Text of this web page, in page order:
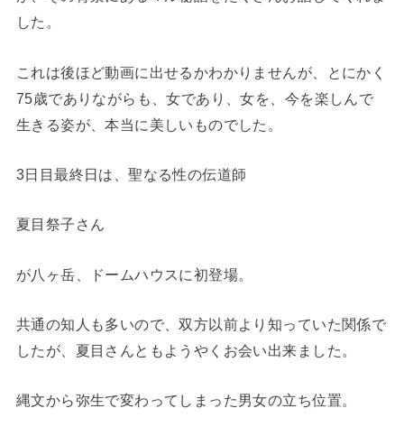
した。
これは後ほど動画に出せるかわかりませんが、とにかく
75歳でありながらも、女であり、女を、今を楽しんで
生きる姿が、本当に美しいものでした。
3日目最終日は、聖なる性の伝道師
夏目祭子さん
が八ヶ岳、ドームハウスに初登場。
共通の知人も多いので、双方以前より知っていた関係で
したが、夏目さんともようやくお会い出来ました。
縄文から弥生で変わってしまった男女の立ち位置。